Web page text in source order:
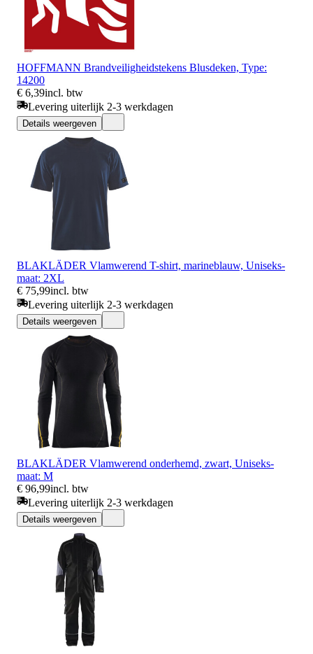
HOFFMANN Brandveiligheidstekens Blusdeken, Type:
14200
€ 6,39incl. btw
Levering uiterlijk 2-3 werkdagen
Details weergeven
BLAKLÄDER Vlamwerend T-shirt, marineblauw, Uniseks-
maat: 2XL
€ 75,99incl. btw
Levering uiterlijk 2-3 werkdagen
Details weergeven
BLAKLÄDER Vlamwerend onderhemd, zwart, Uniseks-
maat: M
€ 96,99incl. btw
Levering uiterlijk 2-3 werkdagen
Details weergeven